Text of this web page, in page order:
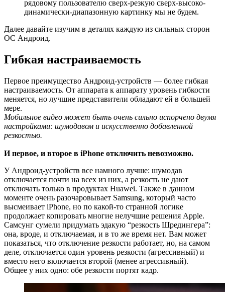
рядовому пользователю сверх-резкую сверх-высоко-
динамически-диапазонную картинку мы не будем.
Далее давайте изучим в деталях каждую из сильных сторон
ОС Андроид.
Гибкая настраиваемость
Первое преимущество Андроид-устройств — более гибкая
настраиваемость. От аппарата к аппарату уровень гибкости
меняется, но лучшие представители обладают ей в большей
мере.
Мобильное видео может быть очень сильно испорчено двумя
настройками: шумодавом и искусственно добавленной
резкостью.
И первое, и второе в iPhone отключить невозможно.
У Андроид-устройств все намного лучше: шумодав
отключается почти на всех из них, а резкость не дают
отключать только в продуктах Huawei. Также в данном
моменте очень разочаровывает Samsung, который часто
высмеивает iPhone, но по какой-то странной логике
продолжает копировать многие нелучшие решения Apple.
Самсунг сумели придумать эдакую “резкость Шредингера”:
она, вроде, и отключаемая, и в то же время нет. Вам может
показаться, что отключение резкости работает, но, на самом
деле, отключается один уровень резкости (агрессивный) и
вместо него включается второй (менее агрессивный).
Общее у них одно: обе резкости портят кадр.